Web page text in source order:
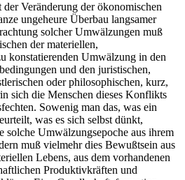
Veränderung der ökonomischen
ungeheure Überbau langsamer
solcher Umwälzungen muß
der materiellen,
konstatierenden Umwälzung in den
und den juristischen,
oder philosophischen, kurz,
sich die Menschen dieses Konflikts
Sowenig man das, was ein
was es sich selbst dünkt,
solche Umwälzungsepoche aus ihrem
muß vielmehr dies Bewußtsein aus
Lebens, aus dem vorhandenen
Produktivkräften und